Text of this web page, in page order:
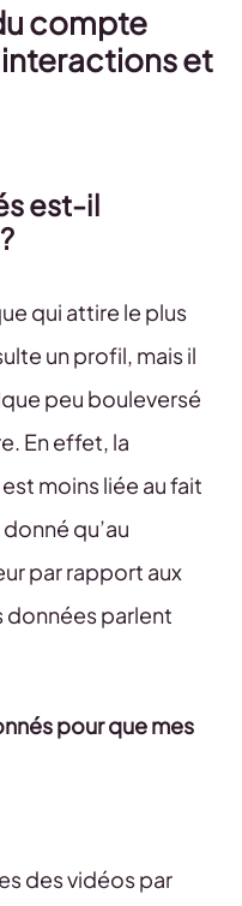
compte
interactions et
est-il
qui attire le plus
un profil, mais il
peu bouleversé
En effet, la
moins liée au fait
qu’au
par rapport aux
données parlent
pour que mes
des vidéos par